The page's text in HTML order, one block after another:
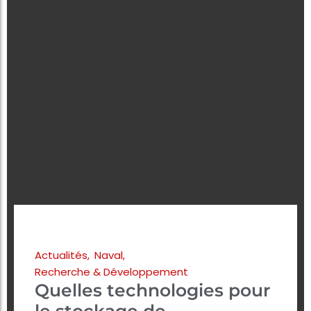
Actualités, Naval,
Recherche & Développement
Quelles technologies pour